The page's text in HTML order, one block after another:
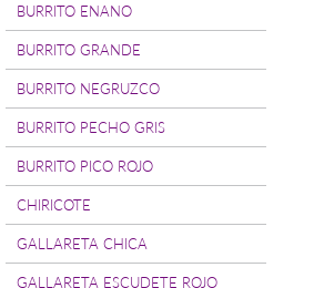
BURRITO ENANO
BURRITO GRANDE
BURRITO NEGRUZCO
BURRITO PECHO GRIS
BURRITO PICO ROJO
CHIRICOTE
GALLARETA CHICA
GALLARETA ESCUDETE ROJO